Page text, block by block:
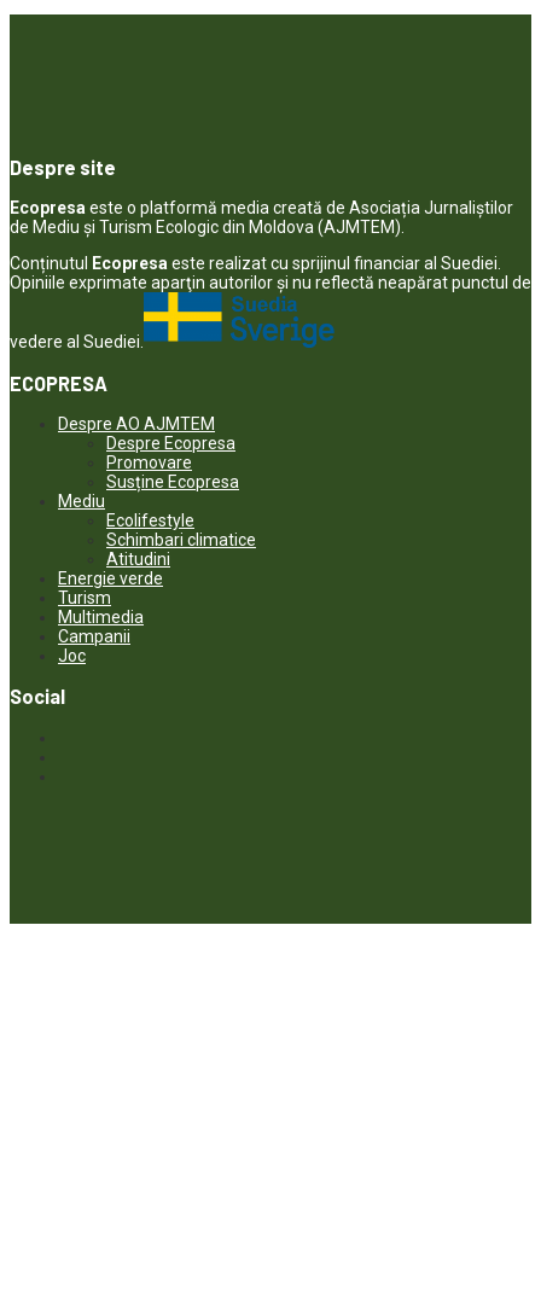
Despre site
Ecopresa este o platformă media creată de Asociația Jurnaliștilor
de Mediu și Turism Ecologic din Moldova (AJMTEM).
Conținutul
Ecopresa este realizat cu sprijinul financiar al Suediei.
Opiniile exprimate aparţin autorilor şi nu reflectă neapărat punctul de
vedere al Suediei.
ECOPRESA
Despre AO AJMTEM
Despre Ecopresa
Promovare
Susține Ecopresa
Mediu
Ecolifestyle
Schimbari climatice
Atitudini
Energie verde
Turism
Multimedia
Campanii
Joc
Social